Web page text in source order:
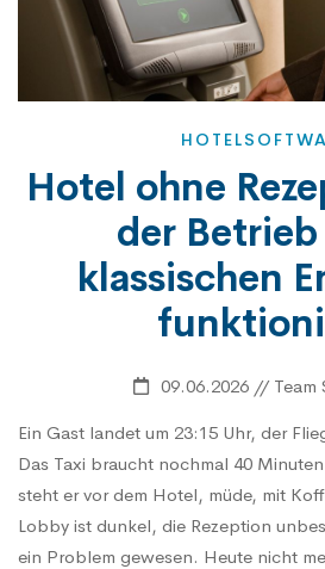
Hotel ohne
der
klassischen
09.06.2026 // Team
Ein Gast landet um 23:15 Uhr, der
Das Taxi braucht nochmal 40
steht er vor dem Hotel, müde, mit
Lobby ist dunkel, die Rezeption
ein Problem gewesen. Heute nicht